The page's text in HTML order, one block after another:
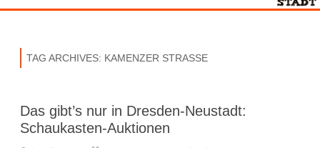
TAG ARCHIVES: KAMENZER STRASSE
Das gibt’s nur in Dresden-Neustadt:
Schaukasten-Auktionen